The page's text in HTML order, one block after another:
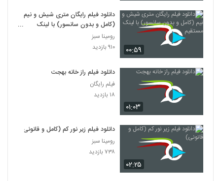
۰۰:۵۹
دانلود فیلم رایگان متری شیش و نیم
(کامل و بدون سانسور) با لینک
مستقیم
رومینا سبز
۹۱۰ بازدید
۰۱:۰۳
دانلود فیلم راز خانه بهجت
فیلم رایگان
۱۸ بازدید
۰۲:۲۵
دانلود فیلم زیر نور کم (کامل و قانونی)
رومینا سبز
۷۳۸ بازدید